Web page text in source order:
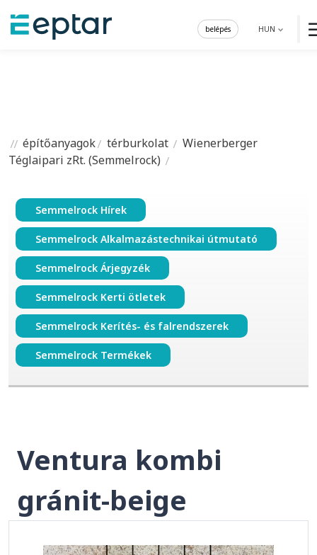
HUN
belépés
építőanyagok térburkolat
Wienerberger
Téglaipari zRt. (Semmelrock)
Semmelrock Hírek
Semmelrock Alkalmazástechnikai útmutató
Semmelrock Árjegyzék
Semmelrock Kerti ötletek
Semmelrock Kerítés- és falrendszerek
Semmelrock Termékek
Ventura kombi
gránit-beige